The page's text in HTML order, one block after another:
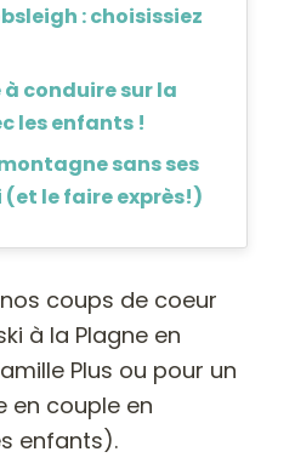
: choisissiez
conduire sur la
les enfants !
sans ses
le faire exprès!)
coups de coeur
à la Plagne en
Plus ou pour un
en couple en
enfants).